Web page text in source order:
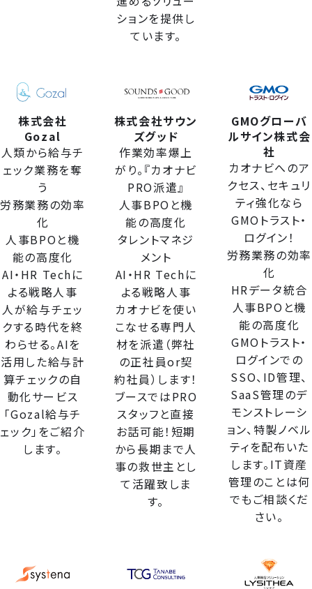
ションを提供し
ています。
株式会社
Gozal
人類から給与チ
ェック業務を奪
う
労務業務の効率
化
人事BPOと機
能の高度化
AI・HR Techに
よる戦略人事
人が給与チェッ
クする時代を終
わらせる。AIを
活用した給与計
算チェックの自
動化サービス
「Gozal給与チ
ェック」をご紹介
します。
株式会社サウン
ズグッド
作業効率爆上
がり。『カオナビ
PRO派遣』
人事BPOと機
能の高度化
タレントマネジ
メント
AI・HR Techに
よる戦略人事
カオナビを使い
こなせる専門人
材を派遣（弊社
の正社員or契
約社員）します！
ブースではPRO
スタッフと直接
お話可能！短期
から長期まで人
事の救世主とし
て活躍致しま
す。
GMOグローバ
ルサイン株式会
社
カオナビへのア
クセス、セキュリ
ティ強化なら
GMOトラスト・
ログイン！
労務業務の効率
化
HRデータ統合
人事BPOと機
能の高度化
GMOトラスト・
ログインでの
SSO、ID管理、
SaaS管理のデ
モンストレーシ
ョン、特製ノベル
ティを配布いた
します。IT資産
管理のことは何
でもご相談くだ
さい。